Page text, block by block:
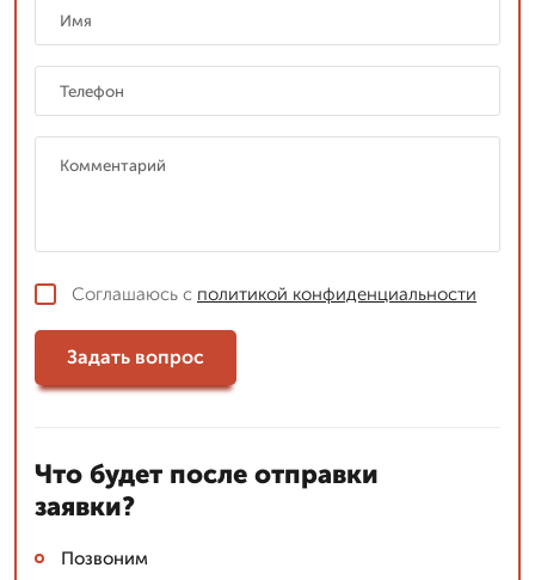
Соглашаюсь с политикой конфиденциальности
Задать вопрос
Что будет после отправки
заявки?
Позвоним